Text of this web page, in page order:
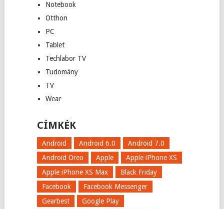
Notebook
Otthon
PC
Tablet
Techlabor TV
Tudomány
TV
Wear
CÍMKÉK
Android Android 6.0
Android 7.0
Android Oreo
Apple
Apple iPhone XS
Apple iPhone XS Max
Black Friday
Facebook
Facebook Messenger
Gearbest
Google Play